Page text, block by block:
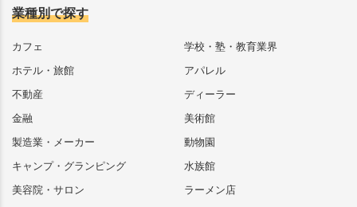
業種別で探す
カフェ
ホテル・旅館
不動産
金融
製造業・メーカー
キャンプ・グランピング
美容院・サロン
学校・塾・教育業界
アパレル
ディーラー
美術館
動物園
水族館
ラーメン店